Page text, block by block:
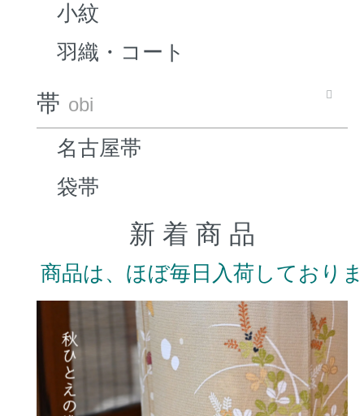
小紋
羽織・コート
帯 obi
名古屋帯
袋帯
新 着 商 品
商品は、ほぼ毎日入荷しており